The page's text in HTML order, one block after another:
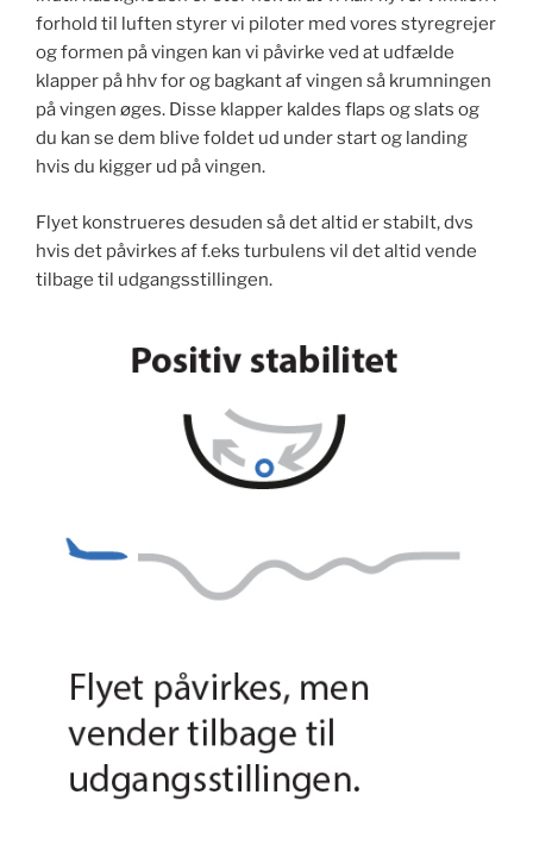
forhold til luften styrer vi piloter med vores styregrejer
og formen på vingen kan vi påvirke ved at udfælde
klapper på hhv for og bagkant af vingen så krumningen
på vingen øges. Disse klapper kaldes flaps og slats og
du kan se dem blive foldet ud under start og landing
hvis du kigger ud på vingen.
Flyet konstrueres desuden så det altid er stabilt, dvs
hvis det påvirkes af f.eks turbulens vil det altid vende
tilbage til udgangsstillingen.